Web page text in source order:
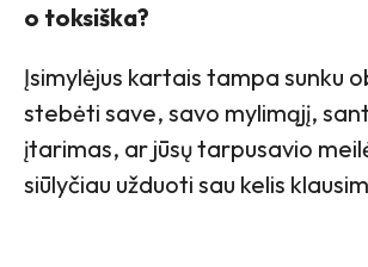
o toksiška?
Įsimylėjus kartais tampa sunku
stebėti save, savo mylimąjį,
įtarimas, ar jūsų tarpusavio
siūlyčiau užduoti sau kelis